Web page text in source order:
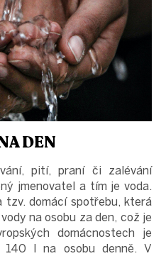
DEN
pití, praní či zalévání
jmenovatel a tím je voda.
tzv. domácí spotřebu, která
na osobu za den, což je
domácnostech je
140 l na osobu denně. V